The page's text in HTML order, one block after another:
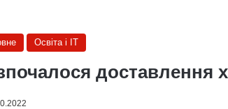
Освіта і IT
доставлення